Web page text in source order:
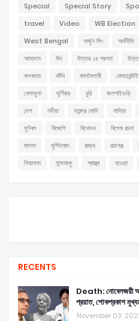
Special
Special Story
travel
Video WB Election
West Bengal
অর্জুন সিং অর্থনীতি
আম্ফান
ঈদ উত্তর ২৪ পরগনা
কলকাতা
কাঁথি কালবৈশাখী
খেলাধুলা
ঘূর্ণিঝড় চুরি জলপাইগুড়ি
দেশ
নদীয়া নরেন্দ্র মোদি নাদিয়া
ফুটবল
বিজেপি বিনোদন বিশেষ রচনা
মালদা
মুর্শিদাবাদ রাজ্য রায়গঞ্জ
শিয়ালদা
সান্দাকফু স্বাস্থ্য হাওড়া
RECENTS
Death: নোবেলজয়ী
প্রয়াত, শোকপ্রকাশ
November 03,